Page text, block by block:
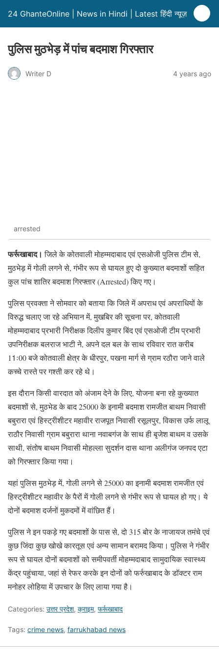
24 GhanteOnline | News in Hindi | Latest हिंदी न्यूज़
पुलिस मुठभेड़ में पांच बदमाश गिरफ्तार
Writer D 4 years ago
arrested
फर्रूखाबाद। जिले के कोतवाली मोहम्मदाबाद एवं एसओजी पुलिस टीम से,
मुठभेड़ में गोली लगने से, गंभीर रूप से घायल हुए दो कुख्यात बदमाशों सहित
कुल पांच शातिर बदमाश गिरफ्तार (Arrested) किए गए।
पुलिस प्रवक्ता ने सोमवार को बताया कि जिले में अपराध एवं अपराधियों के
विरुद्ध चलाए जा रहे अभियान में, मुखबिर की सूचना पर, कोतवाली
मोहम्मदाबाद प्रभारी निरीक्षक दिलीप कुमार बिंद एवं एसओजी टीम प्रभारी
उपनिरीक्षक बलराज भाटी ने, अपने दल बल के साथ रविवार रात करीब
11ः00 बजे कोतवाली क्षेत्र के धीरपुर, पखना मार्ग से ग्राम रठौरा जाने वाले
कच्चे रास्ते पर गश्ती कर रहे थे।
इस दौरान किसी वारदात को अंजाम देने के लिए, योजना बना रहे कुख्यात
बदमाशों से, मुठभेड के बाद 25000 के इनामी बदमाश रामजीत बाथम निवासी
बबुरारा एवं हिस्ट्रीशीटर महावीर राजपूत निवासी रसूलपुर, विकास उर्फ लालू
राठौर निवासी ग्राम बबुरारा थाना नवाबगंज के साथ ही बृजेश बाथम व उसके
साथी, संतोष बाथम निवासी मोहल्ला सुदर्शन दास थाना अलीगंज जनपद एटा
को गिरफ्तार किया गया।
यहां पुलिस मुठभेड़ में, गोली लगने से 25000 का इनामी बदमाश रामजीत एवं
हिस्ट्रीशीटर महावीर के पैरों में गोली लगने से गंभीर रूप से घायल हो गए। ये
दोनों बदमाश दर्जनों मुकदमों में वांछित हैं।
पुलिस ने इन पकड़े गए बदमाशों के पास से, दो 315 बोर के नाजायज तमंचे एवं
कुछ जिंदा कुछ खोखे कारतूस एवं अन्य सामान बरामद किया। पुलिस ने गंभीर
रूप से घायल दोनों बदमाशों को समीपवर्ती मोहम्मदाबाद सामुदायिक स्वास्थ्य
केंद्र पहुंचाया, जहां से रेफर करके इन दोनों को फर्रुखाबाद के डॉक्टर राम
मनोहर लोहिया में उपचार के लिए लाया गया है।
Categories: उत्तर प्रदेश, क्राइम, फर्रूखाबाद
Tags: crime news, farrukhabad news